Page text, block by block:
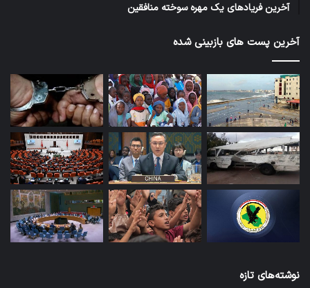
آخرین فریادهای یک مهره سوخته منافقین
آخرین پست های بازبینی شده
نوشته‌های تازه